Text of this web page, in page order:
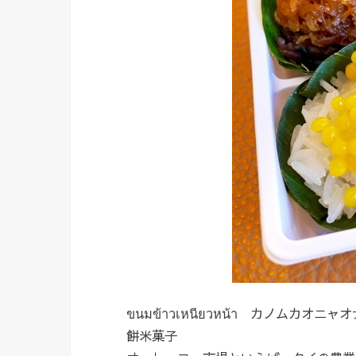
ขนมข้าวเหนียวหน้า カノムカオニャオ
餅米菓子